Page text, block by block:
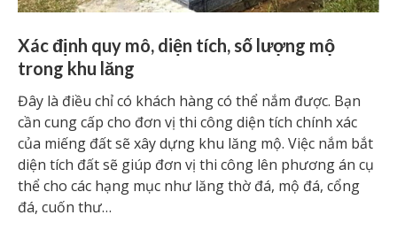
Xác định quy mô, diện tích, số lượng mộ
trong khu lăng
Đây là điều chỉ có khách hàng có thể nắm được. Bạn
cần cung cấp cho đơn vị thi công diện tích chính xác
của miếng đất sẽ xây dựng khu lăng mộ. Việc nắm bắt
diện tích đất sẽ giúp đơn vị thi công lên phương án cụ
thể cho các hạng mục như lăng thờ đá, mộ đá, cổng
đá, cuốn thư…